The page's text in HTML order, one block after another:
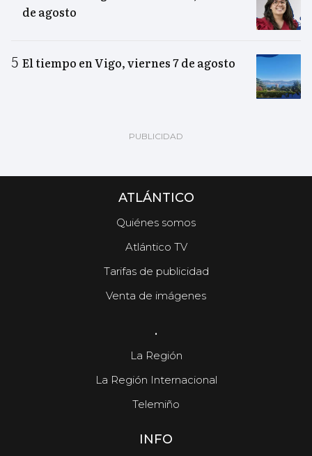
de agosto
El tiempo en Vigo, viernes 7 de agosto
ATLÁNTICO
Quiénes somos
Atlántico TV
Tarifas de publicidad
Venta de imágenes
.
La Región
La Región Internacional
Telemiño
INFO